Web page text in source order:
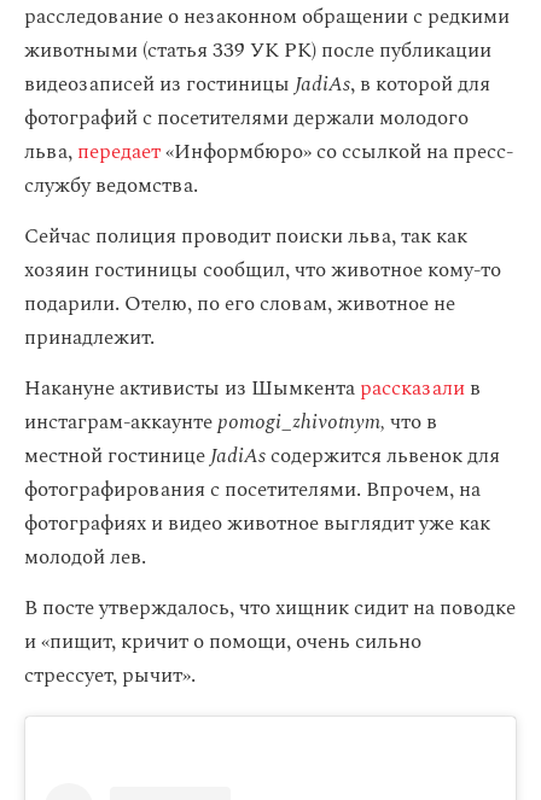
расследование о незаконном обращении с редкими
животными (статья 339 УК РК) после публикации
видеозаписей из гостиницы JadiAs, в которой для
фотографий с посетителями держали молодого
льва,передает«Информбюро» со ссылкой на пресс-
службу ведомства.
Сейчас полиция проводит поиски льва, так как
хозяин гостиницы сообщил, что животное кому-то
подарили. Отелю, по его словам, животное не
принадлежит.
Накануне активисты из Шымкентарассказалив
инстаграм-аккаунтеpomogi_zhivotnym,что в
местной гостиницеJadiAsсодержится львенок для
фотографирования с посетителями. Впрочем, на
фотографиях и видео животное выглядит уже как
молодой лев.
В посте утверждалось, что хищник сидит на поводке
и «пищит, кричит о помощи, очень сильно
стрессует, рычит».